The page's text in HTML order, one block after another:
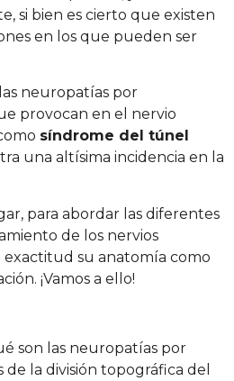
si bien es cierto que existen
en los que pueden ser
neuropatías por
provocan en el nervio
síndrome del túnel
una altísima incidencia en la
para abordar las diferentes
de los nervios
su anatomía como
¡Vamos a ello!
son las neuropatías por
la división topográfica del